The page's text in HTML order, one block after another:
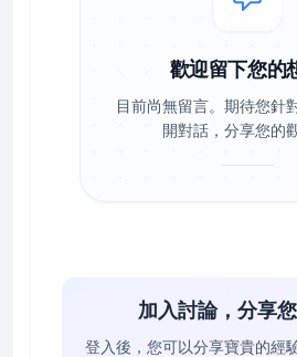
歡迎留下您的
目前尚無留言。期待您針
開對話，分享您的
加入討論，分享
登入後，您可以分享寶貴的經